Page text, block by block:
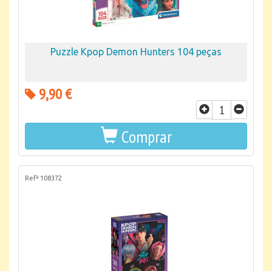
Puzzle Kpop Demon Hunters 104 peças
9,90 €
Comprar
Refª 108372